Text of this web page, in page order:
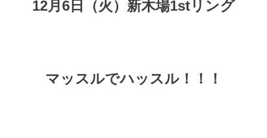
12月6日（火）新木場1stリング
マッスルでハッスル！！！